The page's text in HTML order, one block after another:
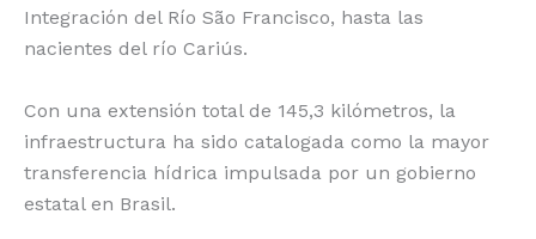
Integración del Río São Francisco, hasta las
nacientes del río Cariús.
Con una extensión total de 145,3 kilómetros, la
infraestructura ha sido catalogada como la mayor
transferencia hídrica impulsada por un gobierno
estatal en Brasil.